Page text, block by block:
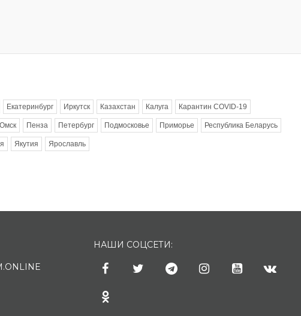
Екатеринбург Иркутск Казахстан Калуга Карантин COVID-19
Омск Пенза Петербург Подмосковье Приморье Республика Беларусь
Якутия Ярославль
НАШИ СОЦСЕТИ: